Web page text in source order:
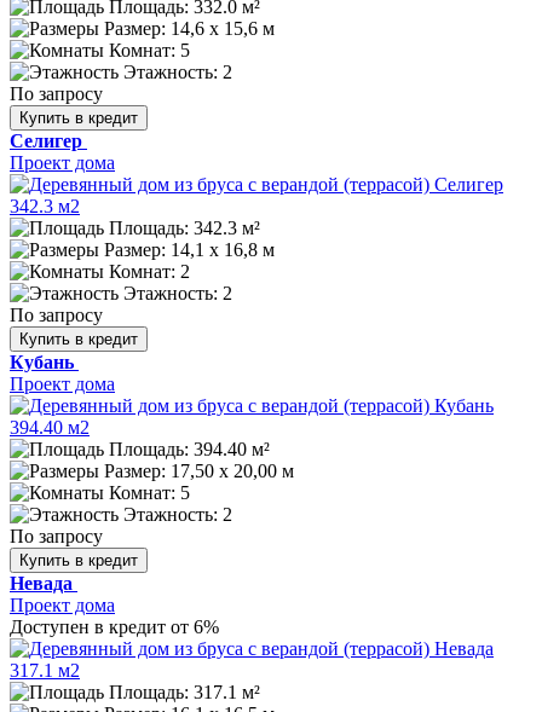
Площадь: 332.0 м²
Размер: 14,6 x 15,6 м
Комнат: 5
Этажность: 2
По запросу
Купить в кредит
Селигер
Проект дома
Площадь: 342.3 м²
Размер: 14,1 x 16,8 м
Комнат: 2
Этажность: 2
По запросу
Купить в кредит
Кубань
Проект дома
Площадь: 394.40 м²
Размер: 17,50 х 20,00 м
Комнат: 5
Этажность: 2
По запросу
Купить в кредит
Невада
Проект дома
Доступен в кредит от 6%
Площадь: 317.1 м²